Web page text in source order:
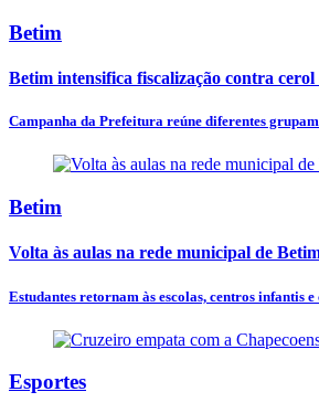
Betim
Betim intensifica fiscalização contra
Campanha da Prefeitura reúne diferentes
Betim
Volta às aulas na rede municipal de
Estudantes retornam às escolas, centros infantis
Esportes